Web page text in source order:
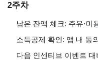
2주차
남은 잔액 체크: 주유·미
소득공제 확인: 앱 내 동
다음 인센티브 이벤트